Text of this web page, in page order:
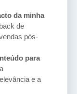
da minha
de
pós-
para
e a